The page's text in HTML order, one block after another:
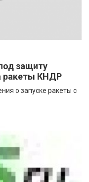
защиту
ракеты КНДР
о запуске ракеты с